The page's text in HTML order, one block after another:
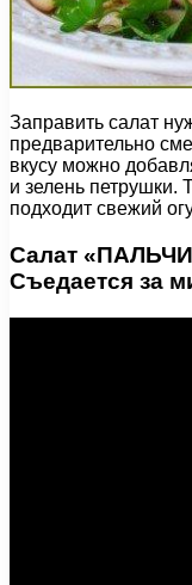
Заправить салат
предварительно
вкусу можно
и зелень петрушки.
подходит свежий
Салат
Съедается за